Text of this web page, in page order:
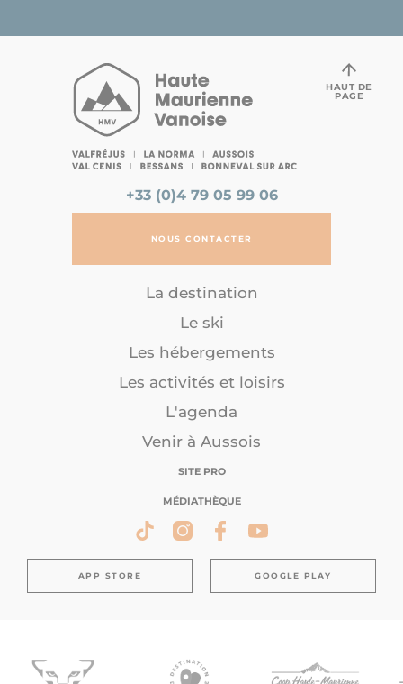
+33 (0)4 79 05 99 06
NOUS CONTACTER
La destination
Le ski
Les hébergements
Les activités et loisirs
L'agenda
Venir à Aussois
SITE PRO
MÉDIATHÈQUE
APP STORE GOOGLE PLAY
HAUT DE
PAGE